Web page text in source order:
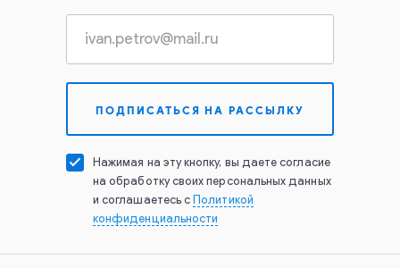
Нажимая на эту кнопку, вы даете согласие
на обработку своих персональных данных
и соглашаетесь с Политикой
конфиденциальности